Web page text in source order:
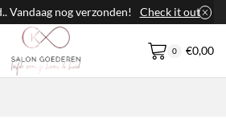
Vandaag nog verzonden! Check it out
0 €0,00